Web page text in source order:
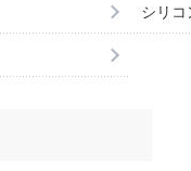
シリコ